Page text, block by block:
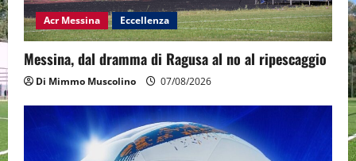
Acr Messina Eccellenza
Messina, dal dramma di Ragusa al no al ripescaggio
Di Mimmo Muscolino 07/08/2026